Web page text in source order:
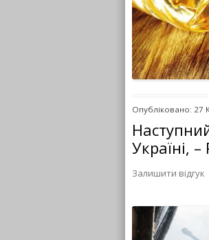
Опубліковано: 27
Україні, –
Залишити відгук